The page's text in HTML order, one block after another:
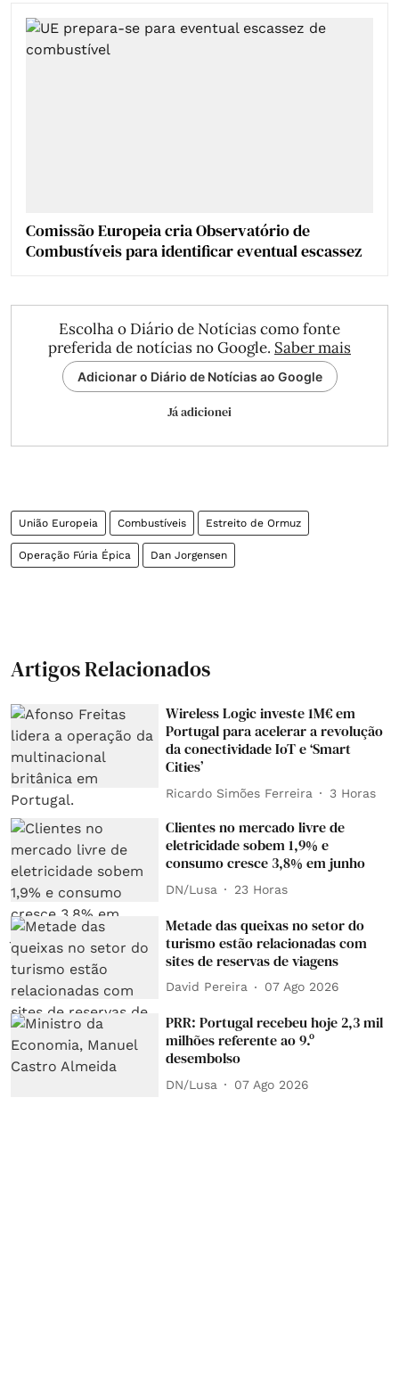
Comissão Europeia cria Observatório de
Combustíveis para identificar eventual escassez
Escolha o Diário de Notícias como fonte
preferida de notícias no Google. Saber mais
Adicionar o Diário de Notícias ao Google
Já adicionei
União Europeia Combustíveis Estreito de Ormuz
Operação Fúria Épica Dan Jorgensen
Artigos Relacionados
Wireless Logic investe 1M€ em
Portugal para acelerar a revolução
da conectividade IoT e ‘Smart
Cities’
Ricardo Simões Ferreira 3 Horas
Clientes no mercado livre de
eletricidade sobem 1,9% e
consumo cresce 3,8% em junho
DN/Lusa 23 Horas
Metade das queixas no setor do
turismo estão relacionadas com
sites de reservas de viagens
David Pereira 07 Ago 2026
PRR: Portugal recebeu hoje 2,3 mil
milhões referente ao 9.º
desembolso
DN/Lusa 07 Ago 2026